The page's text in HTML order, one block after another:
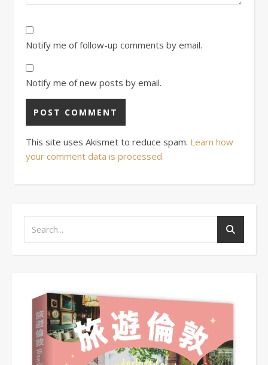
Notify me of follow-up comments by email.
Notify me of new posts by email.
This site uses Akismet to reduce spam. Learn how
your comment data is processed.